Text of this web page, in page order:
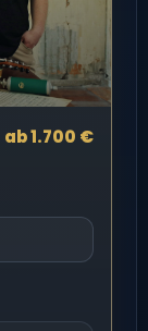
ab 1.700 €